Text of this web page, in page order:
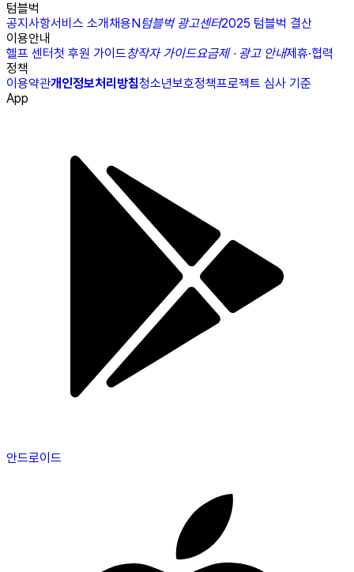
텀블벅
공지사항서비스 소개채용N텀블벅 광고센터2025 텀블벅 결산
이용안내
헬프 센터첫 후원 가이드창작자 가이드요금제 · 광고 안내제휴·협력
정책
이용약관개인정보처리방침청소년보호정책프로젝트 심사 기준
App
안드로이드